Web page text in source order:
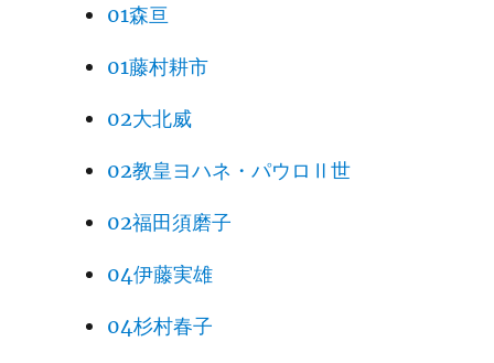
01森亘
01藤村耕市
02大北威
02教皇ヨハネ・パウロⅡ世
02福田須磨子
04伊藤実雄
04杉村春子